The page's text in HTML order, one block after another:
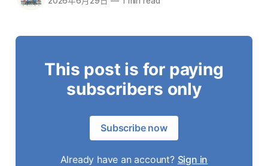
This post is for paying
subscribers only
Subscribe now
Already have an account? Sign in